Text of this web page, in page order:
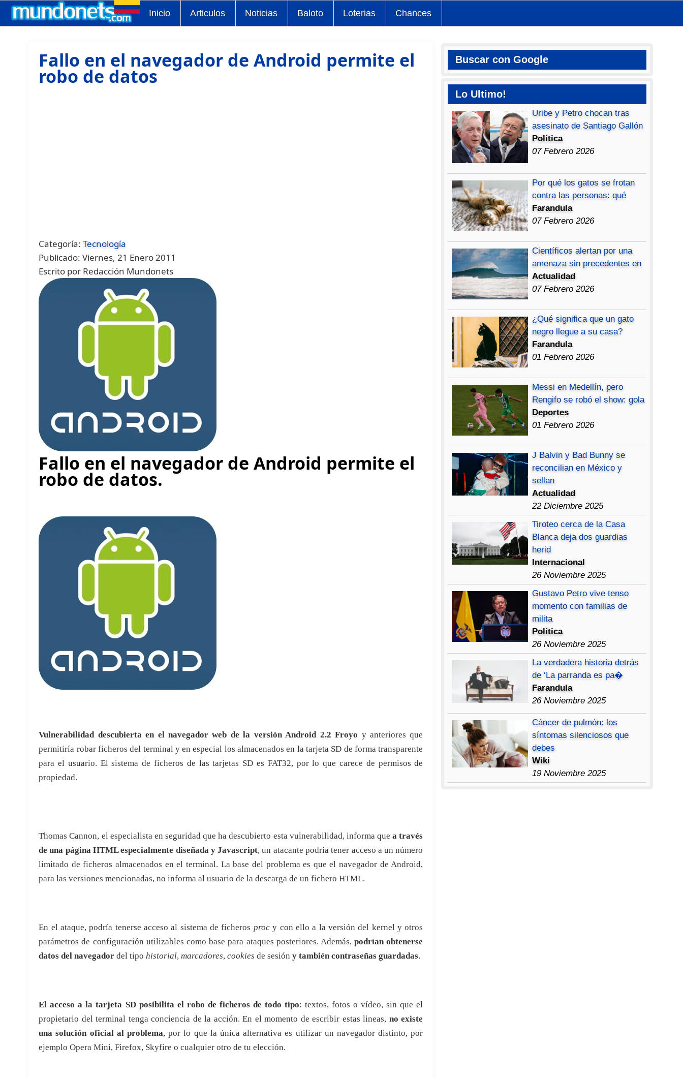
Inicio Articulos Noticias Baloto Loterias Chances
Fallo en el navegador de Android permite el
robo de datos
Categoría:Tecnología
Publicado: Viernes, 21 Enero 2011
Escrito por Redacción Mundonets
Fallo en el navegador de Android permite el
robo de datos.
Vulnerabilidad descubierta en el navegador web de la versión Android 2.2 Froyo y anteriores que
permitiría robar ficheros del terminal y en especial los almacenados en la tarjeta SD de forma transparente
para el usuario. El sistema de ficheros de las tarjetas SD es FAT32, por lo que carece de permisos de
propiedad.
Thomas Cannon, el especialista en seguridad que ha descubierto esta vulnerabilidad, informa quea través
de una página HTML especialmente diseñada y Javascript, un atacante podría tener acceso a un número
limitado de ficheros almacenados en el terminal. La base del problema es que el navegador de Android,
para las versiones mencionadas, no informa al usuario de la descarga de un fichero HTML.
En el ataque, podría tenerse acceso al sistema de ficheros procy con ello a la versión del kernel y otros
parámetros de configuración utilizables como base para ataques posteriores. Además,podrían obtenerse
datos del navegador del tipohistorial,marcadores,cookies de sesióny también contraseñas guardadas.
El acceso a la tarjeta SD posibilita el robo de ficheros de todo tipo: textos, fotos o vídeo, sin que el
propietario del terminal tenga conciencia de la acción. En el momento de escribir estas lineas, no existe
una solución oficial al problema, por lo que la única alternativa es utilizar un navegador distinto, por
ejemplo Opera Mini, Firefox, Skyfire o cualquier otro de tu elección.
Buscar con Google
Lo Ultimo!
Uribe y Petro chocan tras
asesinato de Santiago Gallón
Política
07 Febrero 2026
Por qué los gatos se frotan
contra las personas: qué
Farandula
07 Febrero 2026
Científicos alertan por una
amenaza sin precedentes en
Actualidad
07 Febrero 2026
¿Qué significa que un gato
negro llegue a su casa?
Farandula
01 Febrero 2026
Messi en Medellín, pero
Rengifo se robó el show: gola
Deportes
01 Febrero 2026
J Balvin y Bad Bunny se
reconcilian en México y
sellan
Actualidad
22 Diciembre 2025
Tiroteo cerca de la Casa
Blanca deja dos guardias
herid
Internacional
26 Noviembre 2025
Gustavo Petro vive tenso
momento con familias de
milita
Política
26 Noviembre 2025
La verdadera historia detrás
de ‘La parranda es pa�
Farandula
26 Noviembre 2025
Cáncer de pulmón: los
síntomas silenciosos que
debes
Wiki
19 Noviembre 2025